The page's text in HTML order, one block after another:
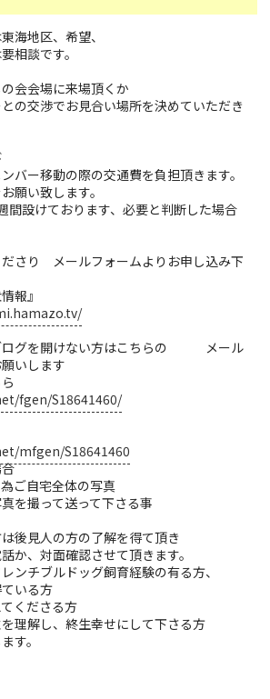
海地区、希望、
相談です。
会会場に来場頂くか
の交渉でお見合い場所を決めていただき
バー移動の際の交通費を負担頂きます。
願い致します。
間設けております、必要と判断した場合
さり メールフォームよりお申し込み下
報』
ログを開けない方はこちらの メール
いします
fgen/S18641460/
mfgen/S18641460
ご自宅全体の写真
を撮って送って下さる事
後見人の方の了解を得て頂き
か、対面確認させて頂きます。
ンチブルドッグ飼育経験の有る方、
いる方
くださる方
理解し、終生幸せにして下さる方
す。